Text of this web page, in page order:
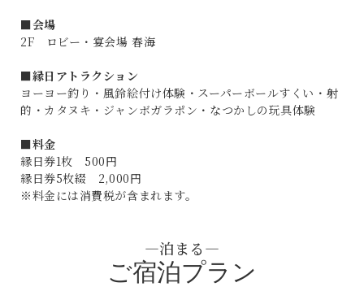
■会場
2F ロビー・宴会場 春海
■縁日アトラクション
ヨーヨー釣り・風鈴絵付け体験・スーパーボールすくい・射
的・カタヌキ・ジャンボガラポン・なつかしの玩具体験
■料金
縁日券1枚 500円
縁日券5枚綴 2,000円
※料金には消費税が含まれます。
―泊まる―
ご宿泊プラン